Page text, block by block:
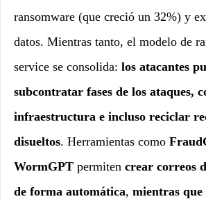
ransomware (que creció un 32%) y
datos. Mientras tanto, el modelo de
service se consolida: los atacantes
subcontratar fases de los ataques,
infraestructura e incluso reciclar
disueltos. Herramientas como
WormGPT permiten crear correos
de forma automática, mientras que